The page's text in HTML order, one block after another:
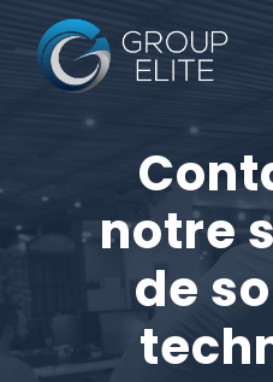
notre
de